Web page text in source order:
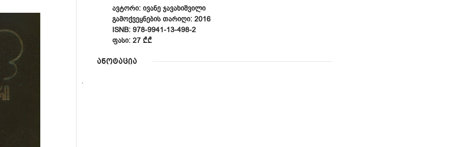
ᲐᲕᲢᲝᲠᲘ: ᲘᲕᲐᲜᲔ ᲯᲐᲕᲐᲮᲘᲨᲕᲘᲚᲘ
ᲒᲐᲛᲝᲥᲕᲔᲧᲜᲔᲑᲘᲡ ᲗᲐᲠᲘᲦᲘ: 2016
ISNB: 978-9941-13-498-2
ᲤᲐᲡᲘ: 27 ₾₾
ანოტაცია
.